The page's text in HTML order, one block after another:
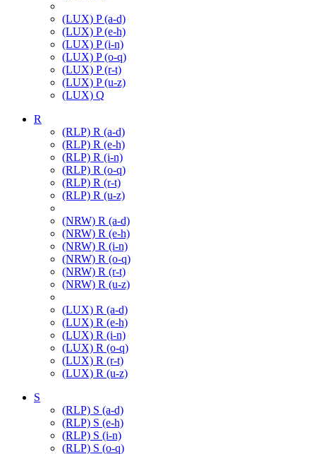
(LUX) P (a-d)
(LUX) P (e-h)
(LUX) P (i-n)
(LUX) P (o-q)
(LUX) P (r-t)
(LUX) P (u-z)
(LUX) Q
R
(RLP) R (a-d)
(RLP) R (e-h)
(RLP) R (i-n)
(RLP) R (o-q)
(RLP) R (r-t)
(RLP) R (u-z)
(NRW) R (a-d)
(NRW) R (e-h)
(NRW) R (i-n)
(NRW) R (o-q)
(NRW) R (r-t)
(NRW) R (u-z)
(LUX) R (a-d)
(LUX) R (e-h)
(LUX) R (i-n)
(LUX) R (o-q)
(LUX) R (r-t)
(LUX) R (u-z)
S
(RLP) S (a-d)
(RLP) S (e-h)
(RLP) S (i-n)
(RLP) S (o-q)